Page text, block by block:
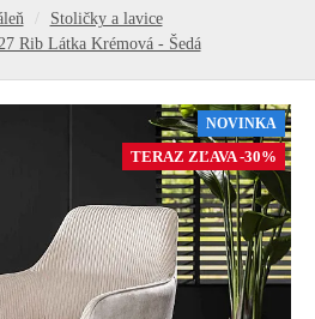
Stoličky a lavice
Rib Látka Krémová - Šedá
NOVINKA
TERAZ ZĽAVA -30%